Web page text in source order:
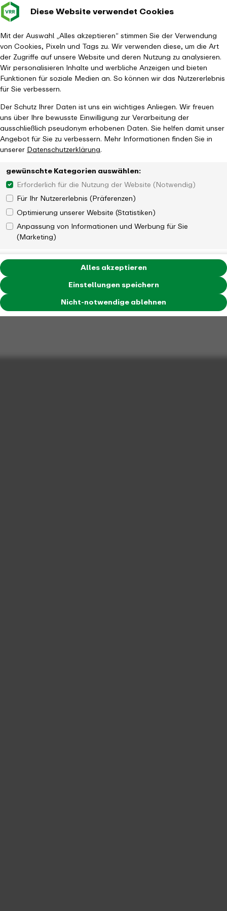
Diese Website verwendet Cookies
Mit der Auswahl „Alles akzeptieren“ stimmen Sie der Verwendung
von Cookies, Pixeln und Tags zu. Wir verwenden diese, um die Art
der Zugriffe auf unsere Website und deren Nutzung zu analysieren.
Wir personalisieren Inhalte und werbliche Anzeigen und bieten
Funktionen für soziale Medien an. So können wir das Nutzererlebnis
für Sie verbessern.
Der Schutz Ihrer Daten ist uns ein wichtiges Anliegen. Wir freuen
uns über Ihre bewusste Einwilligung zur Verarbeitung der
ausschließlich pseudonym erhobenen Daten. Sie helfen damit unser
Angebot für Sie zu verbessern. Mehr Informationen finden Sie in
unsererDatenschutzerklärung.
gewünschte Kategorien auswählen:
Erforderlich für die Nutzung der Website (Notwendig)
Für Ihr Nutzererlebnis (Präferenzen)
Optimierung unserer Website (Statistiken)
Anpassung von Informationen und Werbung für Sie
(Marketing)
Einstellungen speichern
Nicht-notwendige ablehnen
Alles akzeptieren
Verkehrsverbund Baustellen im
Leichte
Startseite Aktuelles
Newsroom
Infrastrukturförderung für mehr barrierefreien Nahverkehr im VRR